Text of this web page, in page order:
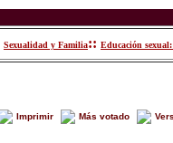
Sexualidad y Familia:: Educación
Imprimir Más votado